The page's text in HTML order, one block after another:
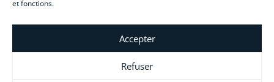
et fonctions.
Accepter
Refuser